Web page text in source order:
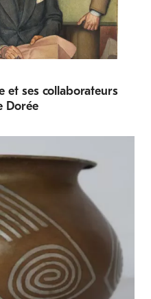
et ses collaborateurs
Dorée